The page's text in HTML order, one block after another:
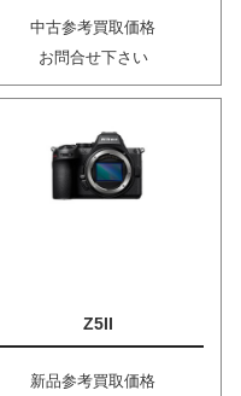
中古参考買取価格
お問合せ下さい
Z5II
新品参考買取価格